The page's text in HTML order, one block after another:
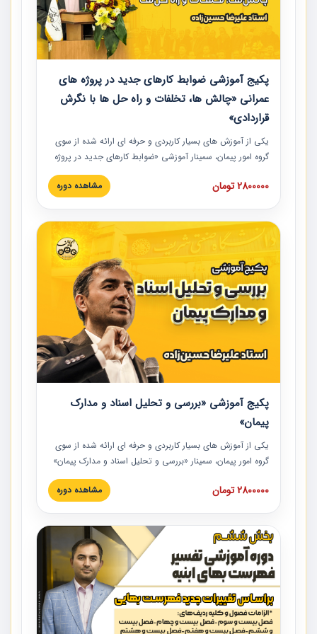
پکیج آموزشی ضوابط کارهای جدید در پروژه های
عمرانی «چالش ها، تخلفات و راه حل ها با نگرش
قراردادی»
یکی از آموزش‏‏‏‏‏‏ های بسیار کاربردی و حرفه‏ ای ارائه شده از سوی
گروه امور پیمان، سمینار آموزشی «ضوابط کارهای جدید در پروژه
های عمرانی» چالش ها، تخلفات و راه حل ها با نگرش قراردادی
است که در محل سندیکای شرکت های ساختمانی کشور ارائه شد.
مدارک پیمان به همراه تجربیات عملی ارائه شده است.
2800000 تومان مشاهده دوره
پکیج آموزشی «بررسی و تحلیل اسناد و مدارک
پیمان»
یکی از آموزش‏‏‏‏‏‏ های بسیار کاربردی و حرفه‏ ای ارائه شده از سوی
گروه امور پیمان، سمینار «بررسی و تحلیل اسناد و مدارک پیمان»
است که در دانشگاه صنعتی شریف ارائه شد. در این آموزش
نکات کلیدی مربوط به اسناد و مدارک پیمان، اولویت بندی اسناد
پیمان به همراه تجربیات عملی در این خصوص ارائه شده است.
2800000 تومان مشاهده دوره